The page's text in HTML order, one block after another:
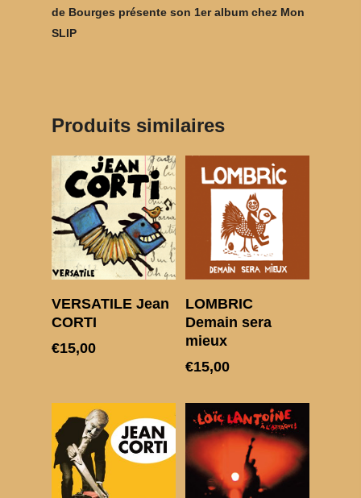
de Bourges présente son 1er album chez Mon
SLIP
Produits similaires
VERSATILE Jean
CORTI
€15,00
LOMBRIC
Demain sera
mieux
€15,00